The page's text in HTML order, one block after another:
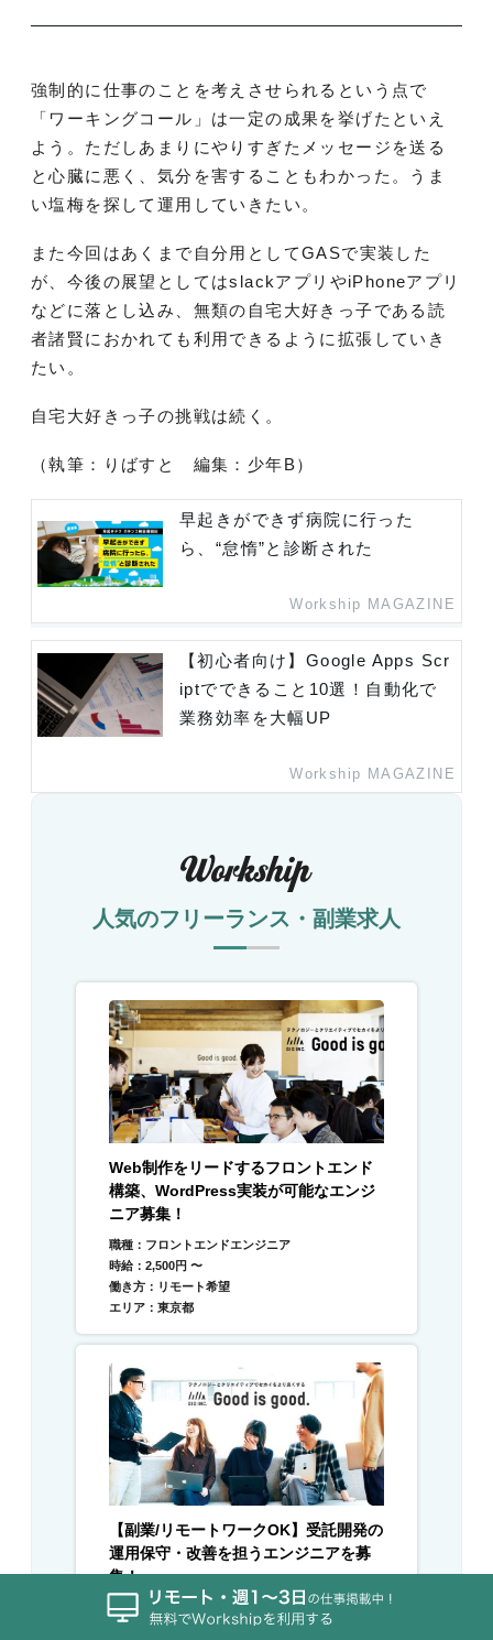
強制的に仕事のことを考えさせられるという点で
「ワーキングコール」は一定の成果を挙げたといえ
よう。ただしあまりにやりすぎたメッセージを送る
と心臓に悪く、気分を害することもわかった。うま
い塩梅を探して運用していきたい。
また今回はあくまで自分用としてGASで実装した
が、今後の展望としてはslackアプリやiPhoneアプリ
などに落とし込み、無類の自宅大好きっ子である読
者諸賢におかれても利用できるように拡張していき
たい。
自宅大好きっ子の挑戦は続く。
（執筆：りばすと 編集：少年B）
早起きができず病院に行った
ら、“怠惰”と診断された
Workship MAGAZINE
【初心者向け】Google Apps Scr
iptでできること10選！自動化で
業務効率を大幅UP
Workship MAGAZINE
人気のフリーランス・副業求人
Web制作をリードするフロントエンド
構築、WordPress実装が可能なエンジ
ニア募集！
職種：フロントエンドエンジニア
時給：2,500円 〜
働き方：リモート希望
エリア：東京都
【副業/リモートワークOK】受託開発の
運用保守・改善を担うエンジニアを募
集！
#副業OK #土日週末OK #長期案件